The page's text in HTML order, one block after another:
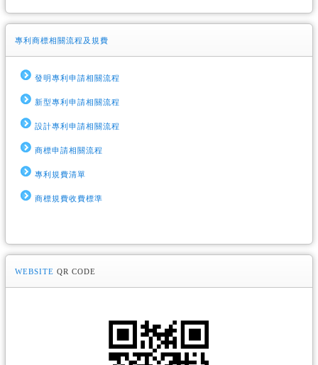
專利商標相關流程及規費
發明專利申請相關流程
新型專利申請相關流程
設計專利申請相關流程
商標申請相關流程
專利規費清單
商標規費收費標準
WEBSITE QR CODE